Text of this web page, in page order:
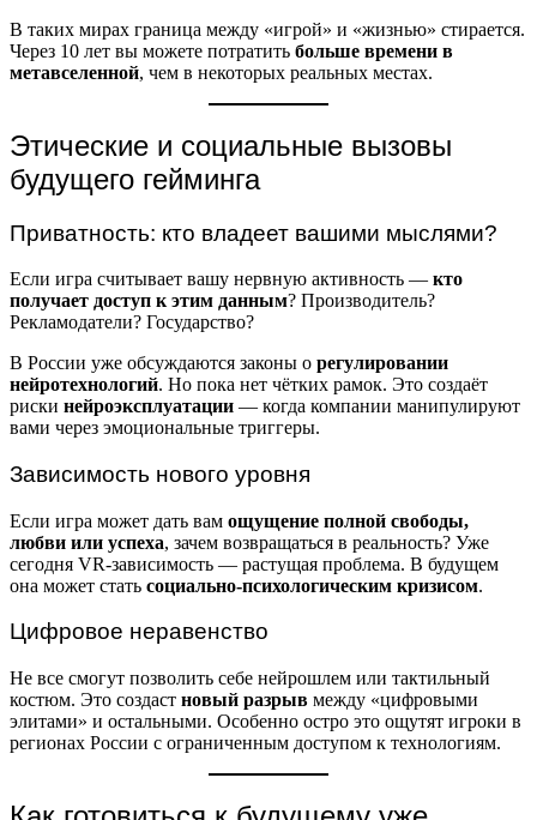
В таких мирах граница между «игрой» и «жизнью» стирается.
Через 10 лет вы можете потратить больше времени в
метавселенной, чем в некоторых реальных местах.
Этические и социальные вызовы
будущего гейминга
Приватность: кто владеет вашими мыслями?
Если игра считывает вашу нервную активность — кто
получает доступ к этим данным? Производитель?
Рекламодатели? Государство?
В России уже обсуждаются законы о регулировании
нейротехнологий. Но пока нет чётких рамок. Это создаёт
риски нейроэксплуатации — когда компании манипулируют
вами через эмоциональные триггеры.
Зависимость нового уровня
Если игра может дать вам ощущение полной свободы,
любви или успеха, зачем возвращаться в реальность? Уже
сегодня VR-зависимость — растущая проблема. В будущем
она может стать социальнo-психологическим кризисом.
Цифровое неравенство
Не все смогут позволить себе нейрошлем или тактильный
костюм. Это создаст новый разрыв между «цифровыми
элитами» и остальными. Особенно остро это ощутят игроки в
регионах России с ограниченным доступом к технологиям.